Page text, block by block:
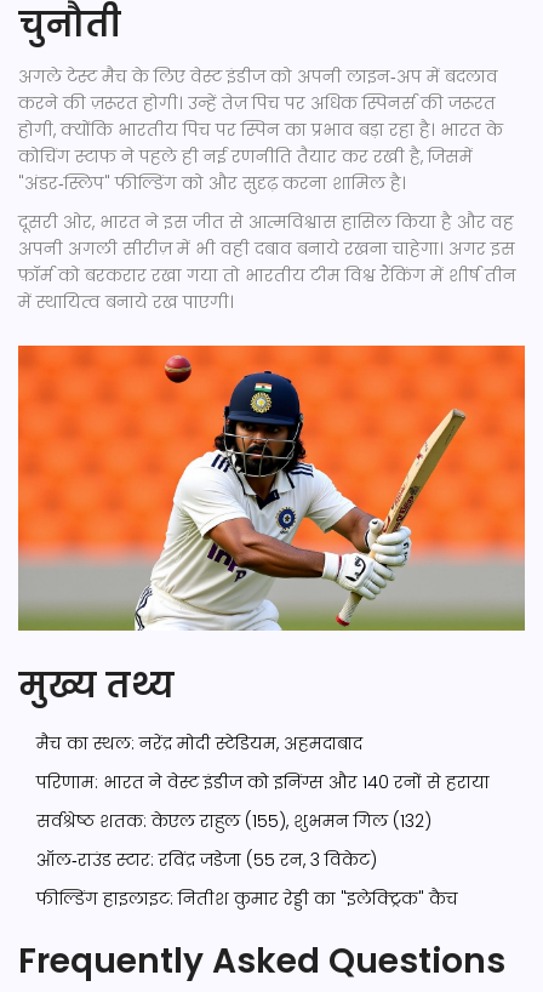
चुनौती
अगले टेस्ट मैच के लिए वेस्ट इंडीज को अपनी लाइन‑अप में बदलाव
करने की ज़रूरत होगी। उन्हें तेज़ पिच पर अधिक स्पिनर्स की जरूरत
होगी, क्योंकि भारतीय पिच पर स्पिन का प्रभाव बड़ा रहा है। भारत के
कोचिंग स्टाफ ने पहले ही नई रणनीति तैयार कर रखी है, जिसमें
"अंडर‑स्लिप" फील्डिंग को और सुदृढ़ करना शामिल है।
दूसरी ओर, भारत ने इस जीत से आत्मविश्वास हासिल किया है और वह
अपनी अगली सीरीज़ में भी वही दबाव बनाये रखना चाहेगा। अगर इस
फ़ॉर्म को बरकरार रखा गया तो भारतीय टीम विश्व रैंकिंग में शीर्ष तीन
में स्थायित्व बनाये रख पाएगी।
मुख्य तथ्य
मैच का स्थल:नरेंद्र मोदी स्टेडियम, अहमदाबाद
परिणाम: भारत ने वेस्ट इंडीज को इनिंग्स और 140 रनों से हराया
सर्वश्रेष्ठ शतक:केएल राहुल(155), शुभमन गिल(132)
ऑल‑राउंड स्टार:रविंद्र जडेजा (55 रन, 3 विकेट)
फील्डिंग हाइलाइट:नितीश कुमार रेड्डीका "इलेक्ट्रिक" कैच
Frequently Asked Questions